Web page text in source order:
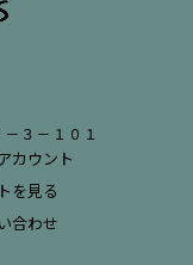
３－１０１
カウント
を見る
合わせ